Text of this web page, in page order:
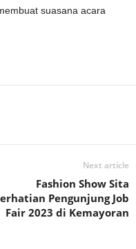
suasana acara
Next article
Fashion Show Sita
Pengunjung Job
Fair 2023 di Kemayoran